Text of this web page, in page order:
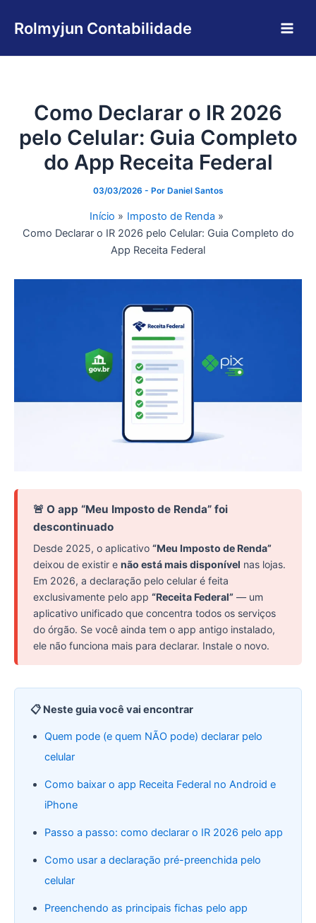
para
conteúdo
Rolmyjun Contabilidade
Como Declarar o IR 2026
pelo Celular: Guia Completo
do App Receita Federal
03/03/2026 - Por Daniel Santos
Início
Imposto de Renda
Como Declarar o IR 2026 pelo Celular: Guia Completo do
App Receita Federal
🚨 O app “Meu Imposto de Renda” foi
descontinuado
Desde 2025, o aplicativo “Meu Imposto de Renda”
deixou de existir e não está mais disponível nas lojas.
Em 2026, a declaração pelo celular é feita
exclusivamente pelo app “Receita Federal” — um
aplicativo unificado que concentra todos os serviços
do órgão. Se você ainda tem o app antigo instalado,
ele não funciona mais para declarar. Instale o novo.
📋 Neste guia você vai encontrar
Quem pode (e quem NÃO pode) declarar pelo
celular
Como baixar o app Receita Federal no Android e
iPhone
Passo a passo: como declarar o IR 2026 pelo app
Como usar a declaração pré-preenchida pelo
celular
Preenchendo as principais fichas pelo app